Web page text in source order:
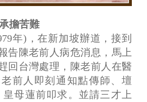
擔苦難
年)，在新加坡辦道，接到
告陳老前人病危消息，馬上
回台灣處理，陳老前人在醫
前人即刻通知點傳師、壇
母蓮前叩求。並請三才上